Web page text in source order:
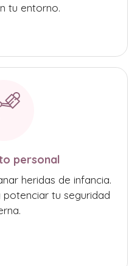
tu entorno.
personal
heridas de infancia.
tu seguridad